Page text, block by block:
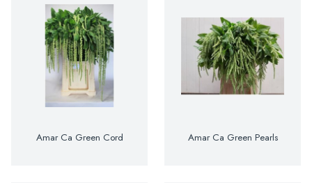
Amar Ca Green Cord Amar Ca Green Pearls